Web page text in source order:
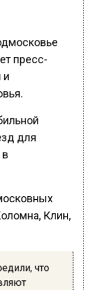
пресс-
и
для
Клин,
что